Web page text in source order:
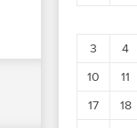
3
4
10
11
17
18